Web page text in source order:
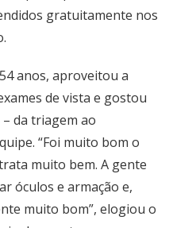
gratuitamente nos
anos, aproveitou a
de vista e gostou
da triagem ao
“Foi muito bom o
muito bem. A gente
óculos e armação e,
muito bom”, elogiou o